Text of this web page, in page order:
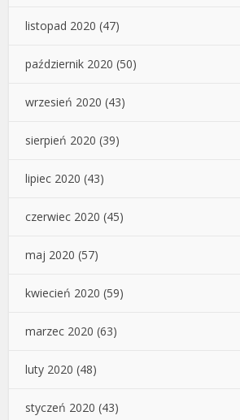
listopad 2020 (47)
październik 2020 (50)
wrzesień 2020 (43)
sierpień 2020 (39)
lipiec 2020 (43)
czerwiec 2020 (45)
maj 2020 (57)
kwiecień 2020 (59)
marzec 2020 (63)
luty 2020 (48)
styczeń 2020 (43)